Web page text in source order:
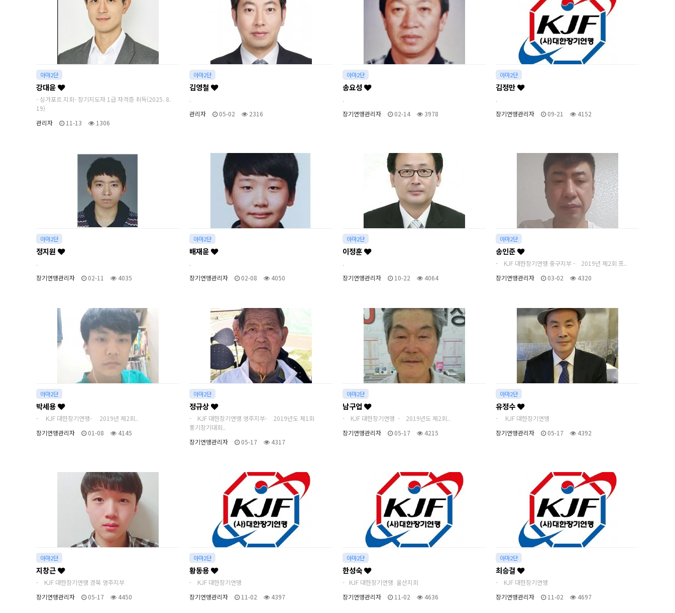
아마2단
강대윤
- 싱가포르 지회- 장기지도자 1급 자격증 취득(2025. 8.
19)
관리자
11-13 1306
아마2단
김영철
.
관리자
05-02 2316
아마2단
송요성
.
장기연맹관리자
02-14 3978
아마2단
김정만
.
장기연맹관리자
09-21 4152
아마2단
정지원
.
장기연맹관리자
02-11 4035
아마2단
배재윤
.
장기연맹관리자
02-08 4050
아마2단
이정훈
.
장기연맹관리자
10-22 4064
아마2단
송인준
- KJF 대한장기연맹 중구지부 - 2019년 제2회 프..
장기연맹관리자
03-02 4320
아마2단
박세용
- KJF 대한장기연맹 - 2019년 제2회..
장기연맹관리자
01-08 4145
아마2단
정규상
- KJF 대한장기연맹 영주지부- 2019년도 제1회
풍기장기대회..
장기연맹관리자
05-17 4317
아마2단
남구업
- KJF 대한장기연맹 - 2019년도 제2회..
장기연맹관리자
05-17 4215
아마2단
유정수
- KJF 대한장기연맹
장기연맹관리자
05-17 4392
아마2단
지창근
- KJF 대한장기연맹 경북 영주지부
장기연맹관리자
05-17 4450
아마2단
황동용
- KJF 대한장기연맹
장기연맹관리자
11-02 4397
아마2단
한성숙
- KJF 대한장기연맹 울산지회
장기연맹관리자
11-02 4636
아마2단
최승걸
- KJF 대한장기연맹
장기연맹관리자
11-02 4697